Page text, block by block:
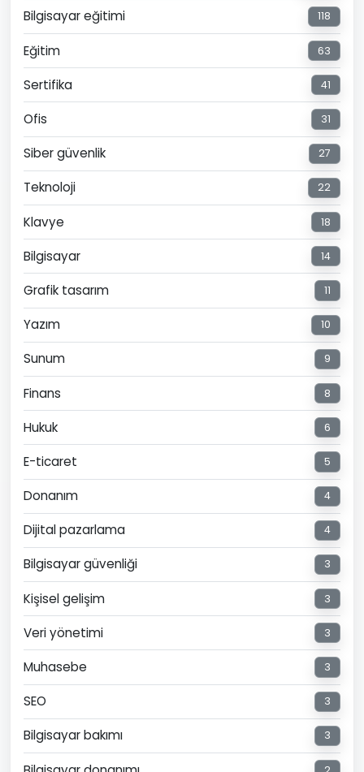
Bilgisayar eğitimi 118
Eğitim 63
Sertifika 41
Ofis 31
Siber güvenlik 27
Teknoloji 22
Klavye 18
Bilgisayar 14
Grafik tasarım 11
Yazım 10
Sunum 9
Finans 8
Hukuk 6
E-ticaret 5
Donanım 4
Dijital pazarlama 4
Bilgisayar güvenliği 3
Kişisel gelişim 3
Veri yönetimi 3
Muhasebe 3
SEO 3
Bilgisayar bakımı 3